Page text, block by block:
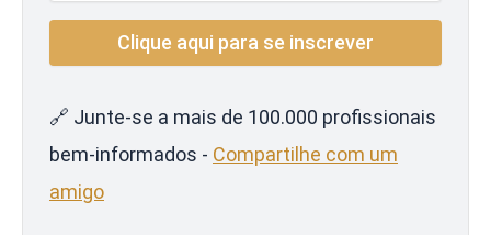
🔗 Junte-se a mais de 100.000 profissionais
bem-informados - Compartilhe com um
amigo